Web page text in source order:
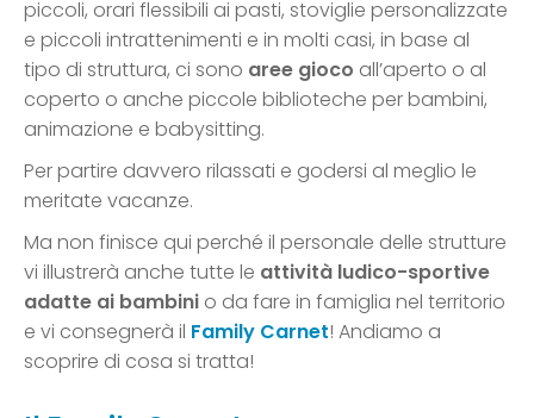
piccoli, orari flessibili ai pasti, stoviglie personalizzate
e piccoli intrattenimenti e in molti casi, in base al
tipo di struttura, ci sono aree gioco all’aperto o al
coperto o anche piccole biblioteche per bambini,
animazione e babysitting.
Per partire davvero rilassati e godersi al meglio le
meritate vacanze.
Ma non finisce qui perché il personale delle strutture
vi illustrerà anche tutte le attività ludico-sportive
adatte ai bambini o da fare in famiglia nel territorio
e vi consegnerà il Family Carnet! Andiamo a
scoprire di cosa si tratta!